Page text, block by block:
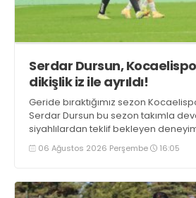
Serdar Dursun,
dikişlik iz ile ayrıldı!
Geride bıraktığımız sezon
Serdar Dursun bu sezon takımla
siyahlılardan teklif bekleyen
Gaziantep FK ile söz kesecek.
06 Ağustos 2026 Perşembe 16:05